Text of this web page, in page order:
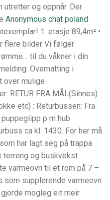
utretter og oppnår. Der
Anonymous chat poland
1. etasje 89,4m² •
flere bilder Vi følger
til du våkner i din
Overnatting i
over mulige
RETUR FRA MÅL(Sinnes)
etc) : Returbussen: Fra
p rn hub
ca kl. 1430. For her må
har lagt seg på trappa
terreng og buskvekst.
varmeovn til et rom på 7 –
som supplerende varmeovn
mogleg eit meir